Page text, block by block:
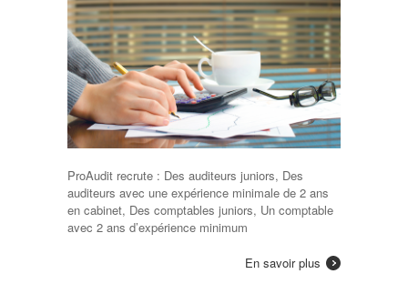
ProAudit recrute : Des auditeurs juniors, Des
auditeurs avec une expérience minimale de 2 ans
en cabinet, Des comptables juniors, Un comptable
avec 2 ans d’expérience minimum
En savoir plus